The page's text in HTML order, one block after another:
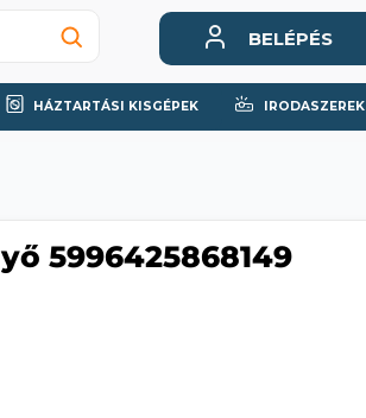
BELÉPÉS
HÁZTARTÁSI KISGÉPEK IRODASZEREK
5996425868149